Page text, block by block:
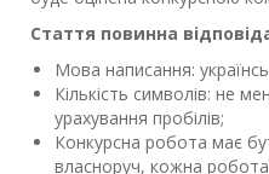
Стаття повинна
Мова написання:
Кількість символів: не
урахування пробілів;
Конкурсна робота має
власноруч, кожна робота